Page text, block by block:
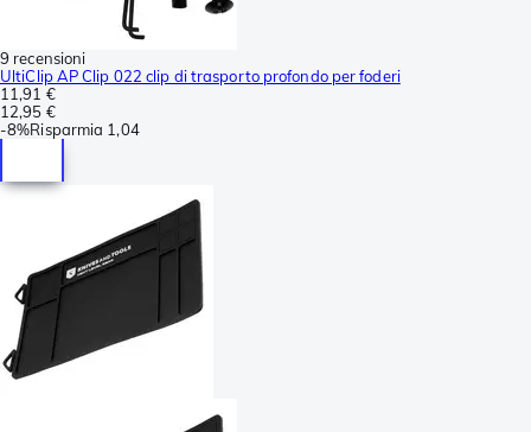
9 recensioni
UltiClip AP Clip 022 clip di trasporto profondo per foderi
11,91 €
12,95 €
-8%Risparmia 1,04